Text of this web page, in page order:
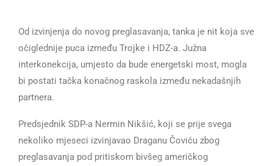
Od izvinjenja do novog preglasavanja, tanka je nit koja sve
očiglednije puca između Trojke i HDZ-a. Južna
interkonekcija, umjesto da bude energetski most, mogla
bi postati tačka konačnog raskola između nekadašnjih
partnera.
Predsjednik SDP-a Nermin Nikšić, koji se prije svega
nekoliko mjeseci izvinjavao Draganu Čoviću zbog
preglasavanja pod pritiskom bivšeg američkog